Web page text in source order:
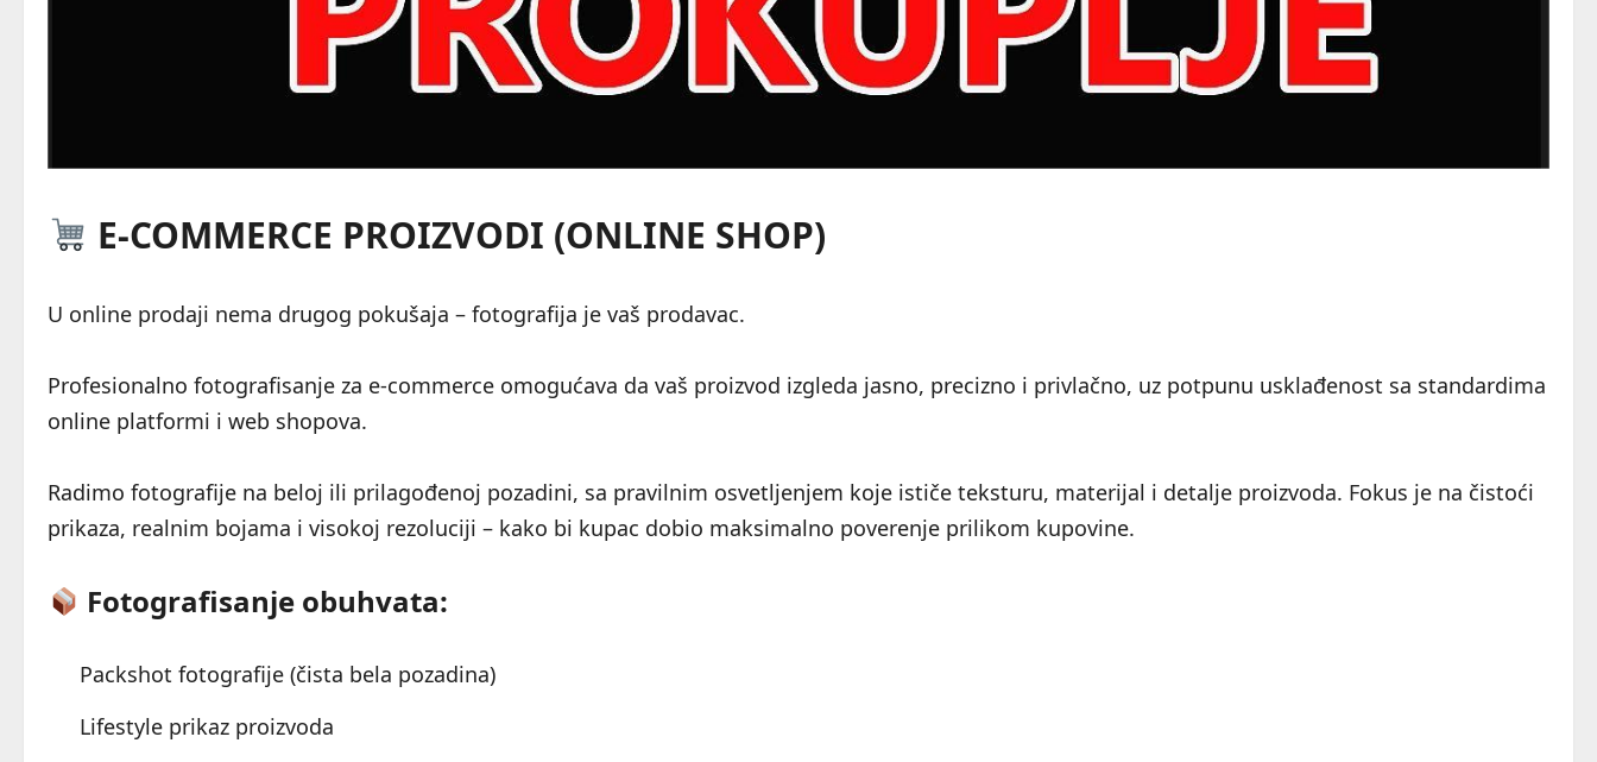
E-COMMERCE PROIZVODI (ONLINE SHOP)
U online prodaji nema drugog pokušaja – fotografija je vaš prodavac.
Profesionalno fotografisanje za e-commerce omogućava da vaš proizvod izgleda jasno, precizno i privlačno, uz potpunu usklađenost sa standardima
online platformi i web shopova.
Radimo fotografije na beloj ili prilagođenoj pozadini, sa pravilnim osvetljenjem koje ističe teksturu, materijal i detalje proizvoda. Fokus je na čistoći
prikaza, realnim bojama i visokoj rezoluciji – kako bi kupac dobio maksimalno poverenje prilikom kupovine.
Fotografisanje obuhvata:
Packshot fotografije (čista bela pozadina)
Lifestyle prikaz proizvoda